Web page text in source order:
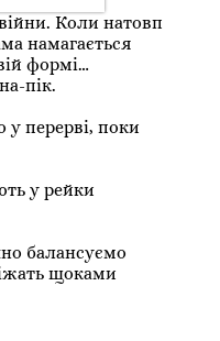
Коли натовп
намагається
формі…
пік.
перерві, поки
у рейки
балансуємо
щоками